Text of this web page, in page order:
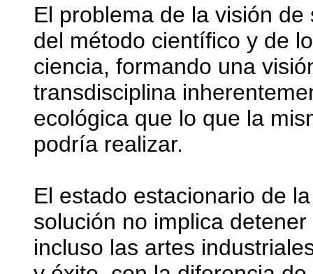
El problema de la visión
del método científico y de
ciencia, formando una
transdisciplina
ecológica que lo que la
podría realizar.
El estado estacionario de
solución no implica
incluso las artes